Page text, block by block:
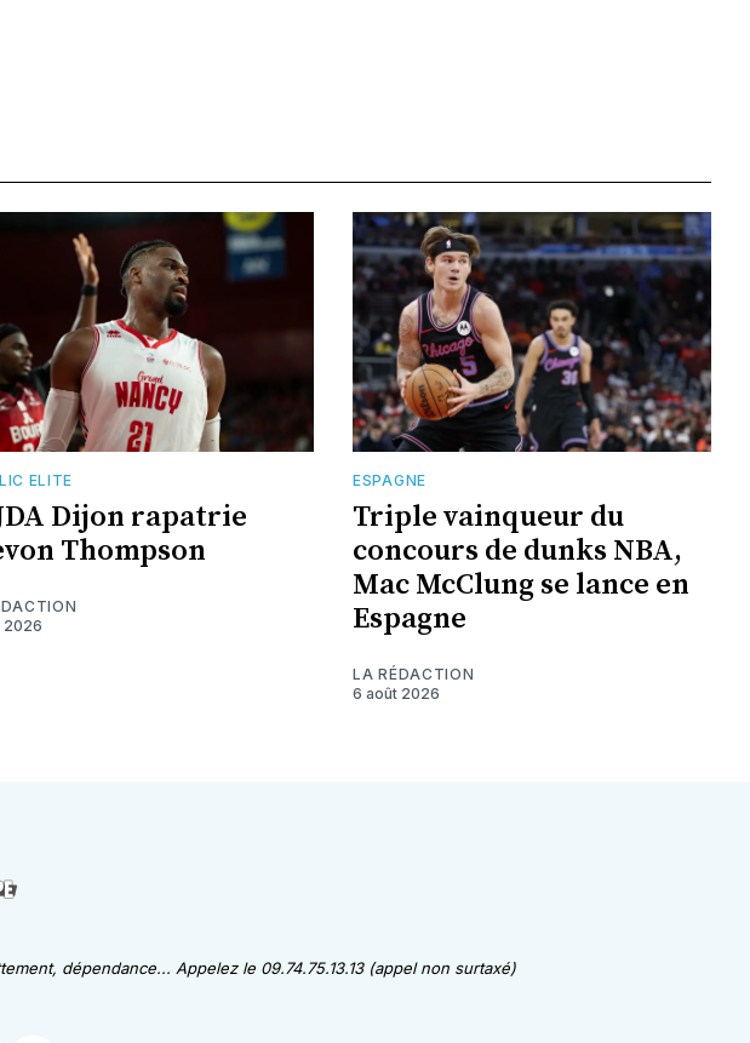
ELITE
Dijon rapatrie
Thompson
2026
ESPAGNE
Triple vainqueur du
concours de dunks NBA,
Mac McClung se lance en
Espagne
LA RÉDACTION
6 août 2026
dépendance... Appelez le 09.74.75.13.13 (appel non surtaxé)